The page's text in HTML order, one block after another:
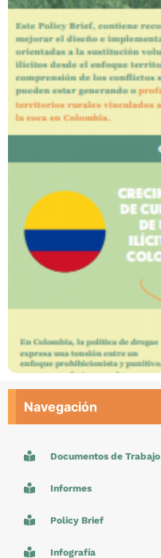
Navegación
Documentos de Trabajo
Informes
Policy Brief
Infografía